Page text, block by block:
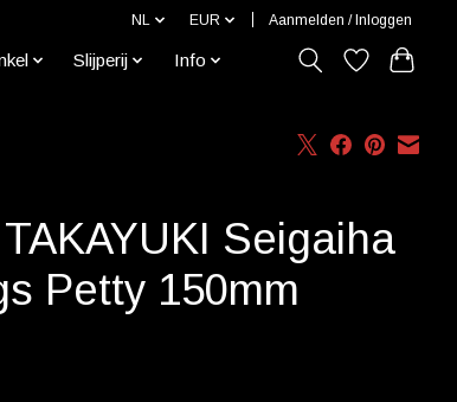
NL EUR Aanmelden / Inloggen
Slijperij Info
Seigaiha
Petty 150mm